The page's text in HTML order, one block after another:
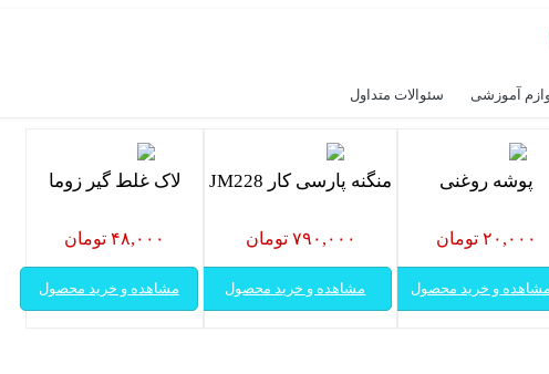
آموزشی سئوالات متداول
پوشه روغنی
۲۰,۰۰۰ تومان
مشاهده و خرید محصول
منگنه پارسی کار JM228
۷۹۰,۰۰۰ تومان
مشاهده و خرید محصول
لاک غلط گیر زوما
۴۸,۰۰۰ تومان
مشاهده و خرید محصول